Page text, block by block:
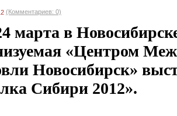
(Комментариев: 0)
марта в
«Центром
Новосибирск»
Сибири 2012».